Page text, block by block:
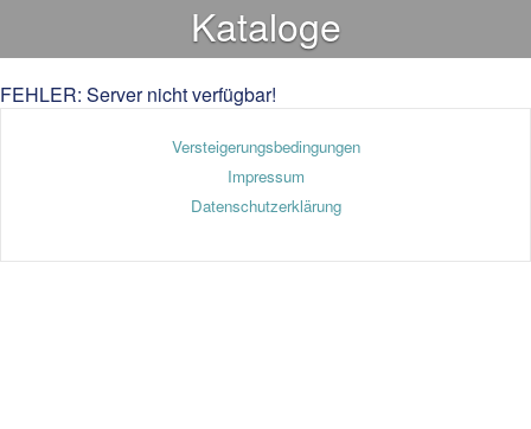
Kataloge
FEHLER: Server nicht verfügbar!
Versteigerungsbedingungen
Impressum
Datenschutzerklärung